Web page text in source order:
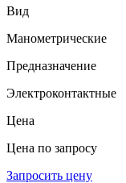
Вид
Манометрические
Предназначение
Электроконтактные
Цена
Цена по запросу
Запросить цену